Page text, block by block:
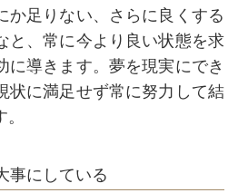
か足りない、さらに良くする
と、常に今より良い状態を求
に導きます。夢を現実にでき
状に満足せず常に努力して結
事にしている